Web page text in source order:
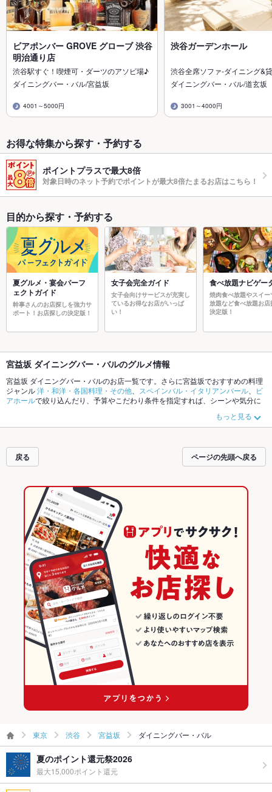
ビアポンバー GROVE グローブ 渋谷
明治通り店
渋谷駅すぐ！喫煙可・ダーツのアソビ場♪
ダイニングバー・バル/宮益坂
4001～5000円
渋谷ガーデンホール
渋谷全席ソファ-ダイニング&
ダイニングバー・バル/道玄坂
3001～4000円
お得な特集から探す・予約する
ポイントプラスで最大8倍
対象日時のネット予約でポイントが最大8倍たまるお店はこちら！
目的から探す・予約する
夏グルメ・宴会パーフ
ェクトガイド
幹事さんのお店探しを強力サ
ポート！お店探しの決定版！
女子会完全ガイド
女子会向けサービスが充実し
ているお得なお店がいっぱ
い！
食べ放題ナビゲー
焼肉食べ放題やスイー
放題など食べ放題お店
決定版！
宮益坂 ダイニングバー・バルのグルメ情報
宮益坂 ダイニングバー・バルのお店一覧です。さらに宮益坂でおすすめの料理
ジャンル洋・和洋・各国料理・その他 スペインバル・イタリアンバール
ビ
アホールで絞り込んだり、予算やこだわり条件を指定すれば、シーンや気分に
ローストビーフや季節の
おすすめ料理など、お店の最新情報をご紹介しているので安心！24時間使える
会社の宴会にも、デートやパーティーにもお得に便利にホットペッパーグルメ
をご利用ください。
もっと見る
戻る ページの先頭へ戻る
東京 渋谷 宮益坂 ダイニングバー・バル
夏のポイント還元祭2026
最大15,000ポイント還元